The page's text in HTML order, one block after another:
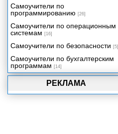
РЕКЛАМА
Объектная модель Microsoft
Office 2002
Использование объектов и
семейств
Модули как объекты Access
Среда программирования
Access 2002. Окно редактора
кода.
Использование окна просмотра
объектов
Самоучители по
программированию [26]
Самоучители по операционным
системам [16]
Самоучители по безопасности [5]
Самоучители по бухгалтерским
программам [14]